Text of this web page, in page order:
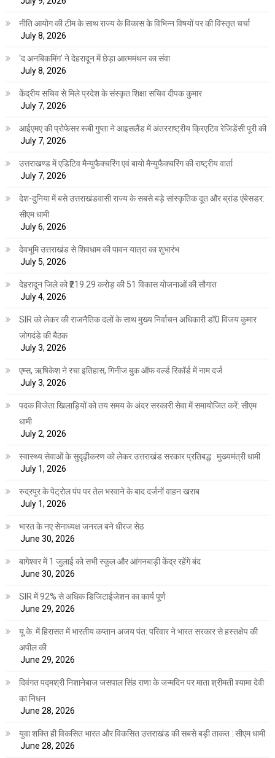
नीति आयोग की टीम के साथ राज्य के विकास के विभिन्न विषयों पर की विस्तृत चर्चा
July 8, 2026
‘द अनबिकमिंग’ ने देहरादून में छेड़ा आत्ममंथन का संवा
July 8, 2026
केंद्रीय सचिव से मिले प्रदेश के संस्कृत शिक्षा सचिव दीपक कुमार
July 7, 2026
आईएमए की प्रोफेसर रूबी गुप्ता ने आइसलैंड में अंतरराष्ट्रीय क्रिएटिव रेजिडेंसी पूरी की
July 7, 2026
उत्तराखण्ड में एडिटिव मैन्युफैक्चरिंग एवं बायो मैन्युफैक्चरिंग की राष्ट्रीय वार्ता
July 7, 2026
देश-दुनिया में बसे उत्तराखंडवासी राज्य के सबसे बड़े सांस्कृतिक दूत और ब्रांड एंबेसडर:
सीएम धामी
July 6, 2026
देवभूमि उत्तराखंड से शिवधाम की पावन यात्रा का शुभारंभ
July 5, 2026
देहरादून जिले को ₹219.29 करोड़ की 51 विकास योजनाओं की सौगात
July 4, 2026
SIR को लेकर की राजनैतिक दलों के साथ मुख्य निर्वाचन अधिकारी डॉ0 विजय कुमार
जोगदंडे की बैठक
July 3, 2026
एम्स, ऋषिकेश ने रचा इतिहास, गिनीज बुक ऑफ वर्ल्ड रिकॉर्ड में नाम दर्ज
July 3, 2026
पदक विजेता खिलाड़ियों को तय समय के अंदर सरकारी सेवा में समायोजित करें: सीएम
धामी
July 2, 2026
स्वास्थ्य सेवाओं के सुदृढ़ीकरण को लेकर उत्तराखंड सरकार प्रतिबद्ध : मुख्यमंत्री धामी
July 1, 2026
रुद्रपुर के पेट्रोल पंप पर तेल भरवाने के बाद दर्जनों वाहन खराब
July 1, 2026
भारत के नए सेनाध्यक्ष जनरल बने धीरज सेठ
June 30, 2026
बागेश्वर में 1 जुलाई को सभी स्कूल और आंगनबाड़ी केंद्र रहेंगे बंद
June 30, 2026
SIR में 92% से अधिक डिजिटाईजेशन का कार्य पूर्ण
June 29, 2026
यू.के. में हिरासत में भारतीय कप्तान अजय पंत: परिवार ने भारत सरकार से हस्तक्षेप की
अपील की
June 29, 2026
दिवंगत पद्मश्री निशानेबाज जसपाल सिंह राणा के जन्मदिन पर माता श्रीमती श्यामा देवी
का निधन
June 28, 2026
युवा शक्ति ही विकसित भारत और विकसित उत्तराखंड की सबसे बड़ी ताकत : सीएम धामी
June 28, 2026